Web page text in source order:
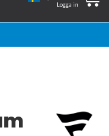
Logga in